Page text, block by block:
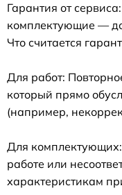
Гарантия от
комплектующие —
Что считается
Для работ:
который прямо
(например,
Для
работе или
характеристикам